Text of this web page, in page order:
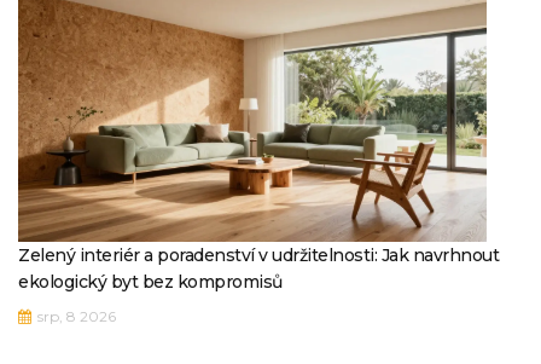
Zelený interiér a poradenství v udržitelnosti: Jak navrhnout
ekologický byt bez kompromisů
srp, 8 2026